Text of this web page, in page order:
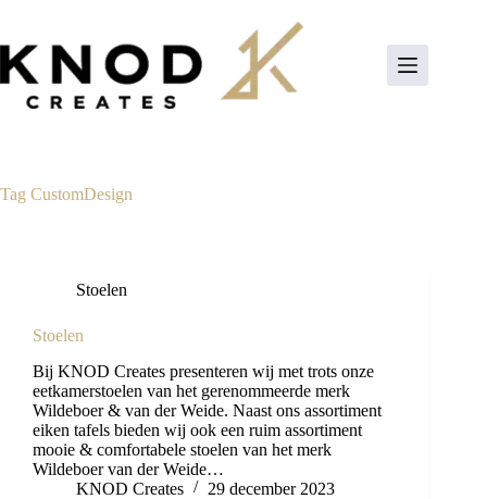
de
inhoud
Tag CustomDesign
Stoelen
Stoelen
Bij KNOD Creates presenteren wij met trots onze
eetkamerstoelen van het gerenommeerde merk
Wildeboer & van der Weide. Naast ons assortiment
eiken tafels bieden wij ook een ruim assortiment
mooie & comfortabele stoelen van het merk
Wildeboer van der Weide…
KNOD Creates
29 december 2023